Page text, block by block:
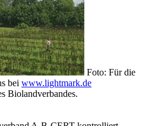
Foto: Für die
bei www.lightmark.de
Biolandverbandes.